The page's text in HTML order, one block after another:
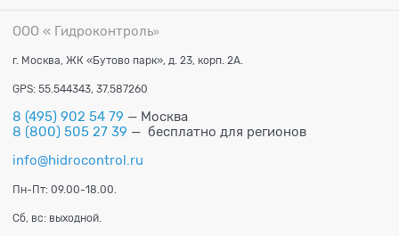
ООО « Гидроконтроль»
г. Москва, ЖК «Бутово парк», д. 23, корп. 2А.
GPS: 55.544343, 37.587260
8 (495) 902 54 79 — Москва
8 (800) 505 27 39 — бесплатно для регионов
info@hidrocontrol.ru
Пн-Пт: 09.00-18.00.
Сб, вс: выходной.